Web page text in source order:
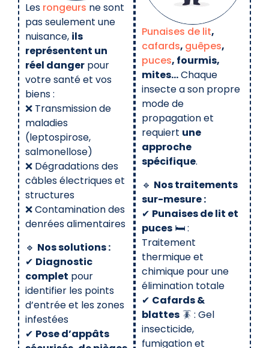
Les rongeurs ne sont
pas seulement une
nuisance, ils
représentent un
réel danger pour
votre santé et vos
biens :
❌ Transmission de
maladies
(leptospirose,
salmonellose)
❌ Dégradations des
câbles électriques et
structures
❌ Contamination des
denrées alimentaires
🔹 Nos solutions :
✔ Diagnostic
complet pour
identifier les points
d’entrée et les zones
infestées
✔ Pose d’appâts
Punaises de lit,
cafards, guêpes,
puces, fourmis,
mites…Chaque
insecte a son propre
mode de
propagation et
requiert une
approche
spécifique.
🔹 Nos traitements
sur-mesure :
✔ Punaises de lit et
puces 🛏️ :
Traitement
thermique et
chimique pour une
élimination totale
✔ Cafards &
blattes 🪳 : Gel
insecticide,
fumigation et